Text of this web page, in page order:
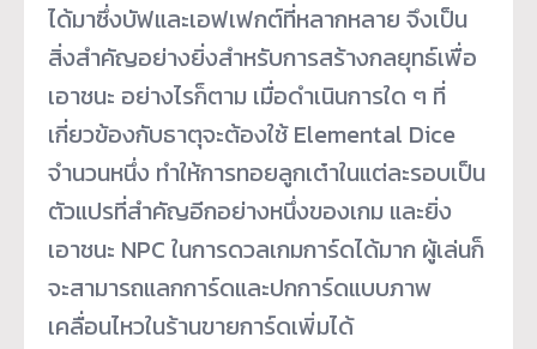
ได้มาซึ่งบัฟและเอฟเฟกต์ที่หลากหลาย จึงเป็น
สิ่งสำคัญอย่างยิ่งสำหรับการสร้างกลยุทธ์เพื่อ
เอาชนะ อย่างไรก็ตาม เมื่อดำเนินการใด ๆ ที่
เกี่ยวข้องกับธาตุจะต้องใช้ Elemental Dice
จำนวนหนึ่ง ทำให้การทอยลูกเต๋าในแต่ละรอบเป็น
ตัวแปรที่สำคัญอีกอย่างหนึ่งของเกม และยิ่ง
เอาชนะ NPC ในการดวลเกมการ์ดได้มาก ผู้เล่นก็
จะสามารถแลกการ์ดและปกการ์ดแบบภาพ
เคลื่อนไหวในร้านขายการ์ดเพิ่มได้